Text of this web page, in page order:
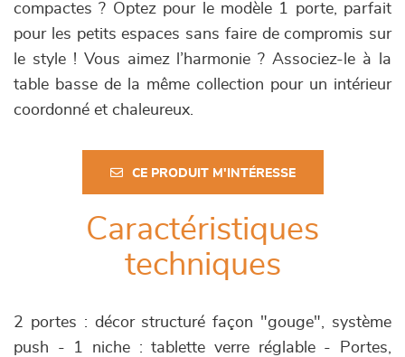
compactes ? Optez pour le modèle 1 porte, parfait
pour les petits espaces sans faire de compromis sur
le style ! Vous aimez l’harmonie ? Associez-le à la
table basse de la même collection pour un intérieur
coordonné et chaleureux.
CE PRODUIT M'INTÉRESSE
Caractéristiques
techniques
2 portes : décor structuré façon "gouge", système
push - 1 niche : tablette verre réglable - Portes,